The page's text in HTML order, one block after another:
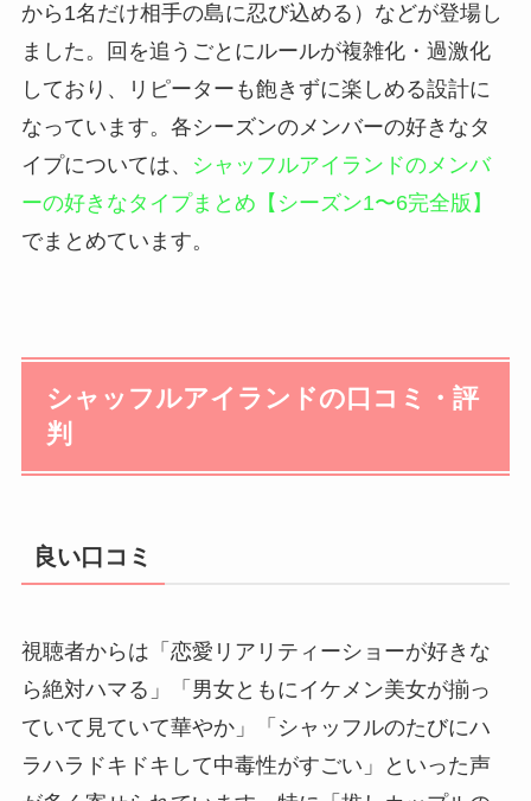
から1名だけ相手の島に忍び込める）などが登場し
ました。回を追うごとにルールが複雑化・過激化
しており、リピーターも飽きずに楽しめる設計に
なっています。各シーズンのメンバーの好きなタ
イプについては、
シャッフルアイランドのメンバ
ーの好きなタイプまとめ【シーズン1〜6完全版】
でまとめています。
シャッフルアイランドの口コミ・評
判
良い口コミ
視聴者からは「恋愛リアリティーショーが好きな
ら絶対ハマる」「男女ともにイケメン美女が揃っ
ていて見ていて華やか」「シャッフルのたびにハ
ラハラドキドキして中毒性がすごい」といった声